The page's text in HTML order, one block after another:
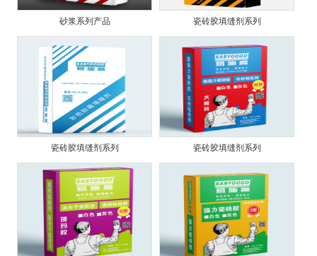
砂浆系列产品 瓷砖胶填缝剂系列
瓷砖胶填缝剂系列 瓷砖胶填缝剂系列